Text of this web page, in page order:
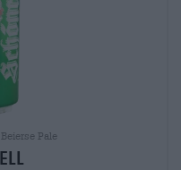
Pale